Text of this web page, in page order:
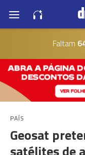
Faltam
PAÍS
Geosat